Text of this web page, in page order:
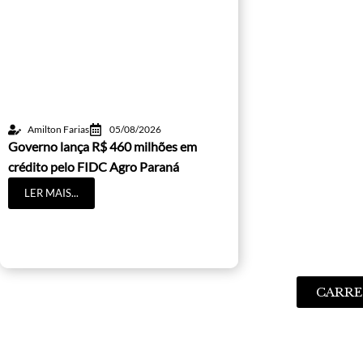
Amilton Farias 05/08/2026
Governo lança R$ 460 milhões em
crédito pelo FIDC Agro Paraná
LER MAIS...